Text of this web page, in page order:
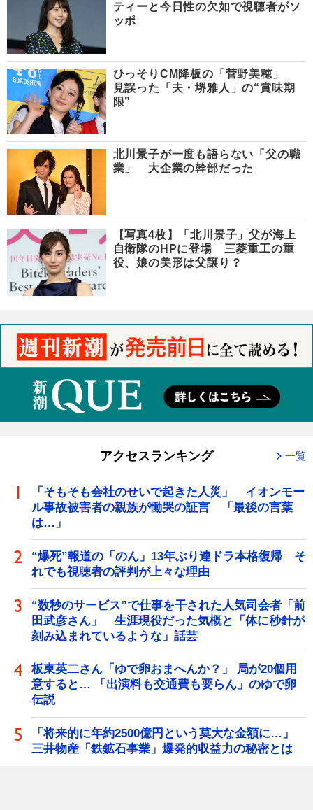
ティーと今日性の欠如で視聴者がソ
ッポ
ひっそりCM降板の「菅野美穂」
見誤った「夫・堺雅人」の“賞味期
限”
北川景子が一度も語らない「父の職
業」 大企業の幹部だった
【写真4枚】「北川景子」父が海上
自衛隊のHPに登場 三菱重工の重
役、娘の美形は父譲り？
アクセスランキング 一覧
「そもそも会社のせいで起きた人災」 イオンモー
ル事故被害者の親族が慟哭の証言 「最後の言葉
は…」
“爆死”報道の「のん」13年ぶり連ドラ本格復帰 そ
れでも視聴者の評判が上々な理由
“数秒のサービス”で仕事を干された人気司会者「前
田武彦さん」 生涯現役だった気概と「体に秒針が
刻み込まれているような」話芸
板東英二さん「ゆで卵おまへんか？」 局が20個用
意すると… 「出演料も交通費も要らん」のゆで卵
伝説
「将来的に年約2500億円という莫大な金額に…」
三井物産「鉄鉱石事業」爆発的収益力の秘密とは